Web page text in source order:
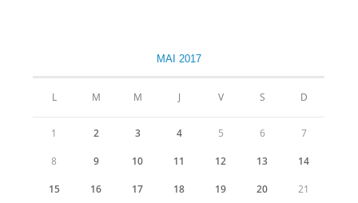
nouvel
MAI 2017
L M M J V S D
1 2 3 4 5 6 7
8 9 10 11 12 13 14
15 16 17 18 19 20 21